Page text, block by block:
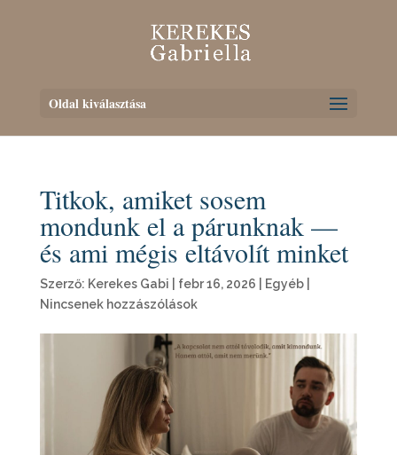
Oldal kiválasztása
Titkok, amiket sosem
mondunk el a párunknak —
és ami mégis eltávolít minket
Szerző: Kerekes Gabi febr 16, 2026 Egyéb|
Nincsenek hozzászólások